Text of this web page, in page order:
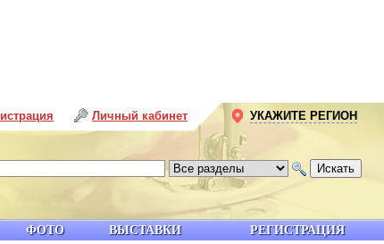
ФОТО ВЫСТАВКИ РЕГИСТРАЦИЯ
Личный кабинет УКАЖИТЕ РЕГИОН